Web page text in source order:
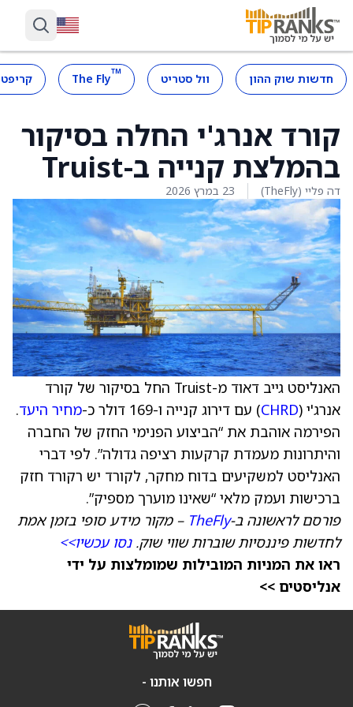
חדשות שוק ההון וול סטריט ™
The Fly
קורד אנרג'י החלה בסיקור
בהמלצת קנייה ב-Truist
דה פליי (TheFly) 23 במרץ 2026
האנליסט גייב דאוד מ-Truist החל בסיקור של קורד
אנרג'י (CHRD) עם דירוג קנייה ו-169 דולר כ- מחיר היעד.
הפירמה אוהבת את “הביצוע הפנימי החזק של החברה
והיתרונות מעמדת קרקעות רציפה גדולה”. לפי דברי
האנליסט למשקיעים בדוח מחקר, לקורד יש רקורד חזק
ברכישות ועמק מלאי “שאינו מוערך מספיק”.
פורסם לראשונה ב-TheFly – מקור מידע סופי בזמן אמת
לחדשות פיננסיות שוברות שווי שוק.נסו עכשיו>>
ראו את המניות המובילות שמומלצות על ידי
אנליסטים >>
חפשו אותנו -